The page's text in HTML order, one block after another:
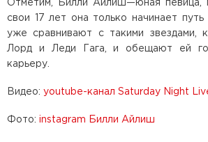
Отметим, Билли Айлиш—юная певица,
свои 17 лет она только начинает
уже сравнивают с такими звездами,
Лорд и Леди Гага, и обещают ей
карьеру.
Видео: youtube-канал Saturday Night
Фото: instagram Билли Айлиш